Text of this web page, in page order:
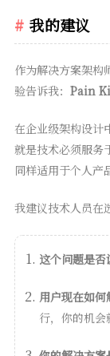
我的建议
作为解决方案架构
验告诉我： Pain
在企业级架构设计
就是技术必须服务
同样适用于个人产
我建议技术人员在
这个问题是否
用户现在如何
行，你的机会